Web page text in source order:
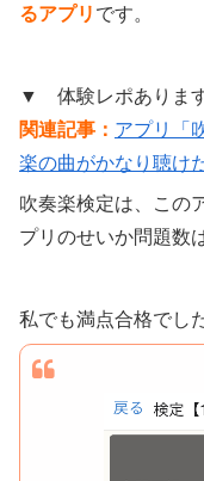
るアプリ です。
▼ 体験レポあります
関連記事： アプリ「
楽の曲がかなり聴け
吹奏楽検定は、この
プリのせいか問題数
私でも満点合格でし